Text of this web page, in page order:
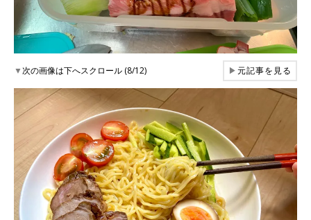
▼次の画像は下へスクロール (8/12) ▶元記事を見る